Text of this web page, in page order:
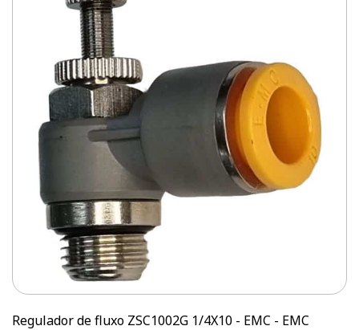
Regulador de fluxo ZSC1002G 1/4X10 - EMC - EMC